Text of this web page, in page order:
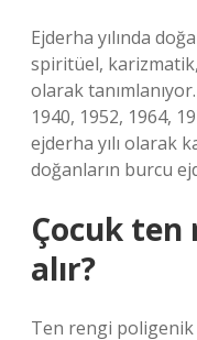
Ejderha yılında
spiritüel,
olarak
1940, 1952, 1964,
ejderha yılı olarak
doğanların burcu
Çocuk
alır?
Ten rengi poligenik